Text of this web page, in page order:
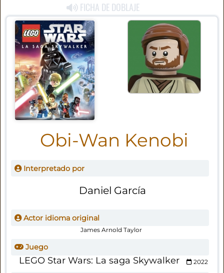
FICHA DE DOBLAJE
Obi-Wan Kenobi
Interpretado por
Daniel García
Actor idioma original
James Arnold Taylor
Juego
LEGO Star Wars: La saga Skywalker 2022